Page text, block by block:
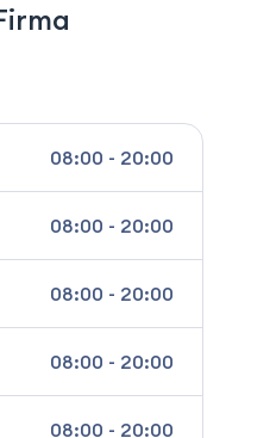
08:00 - 20:00
08:00 - 20:00
08:00 - 20:00
08:00 - 20:00
08:00 - 20:00